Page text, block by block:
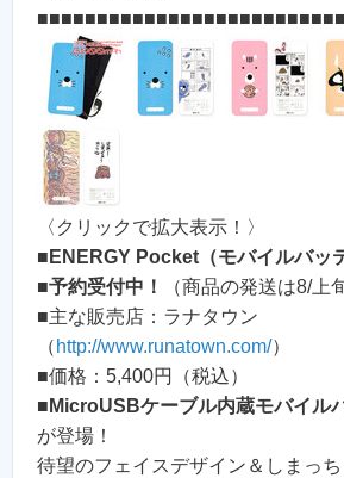
〈クリックで拡大表示！〉
■ ENERGY Pocket（モバイルバッ
■予約受付中！
（商品の発送は8/上
■主な販売店：ラナタウン
（ http://www.runatown.com/）
■価格：5,400円（税込）
■ MicroUSBケーブル内蔵モバイル
が登場！
待望のフェイスデザイン＆しまっ